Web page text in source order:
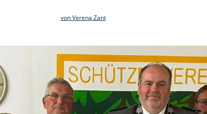
von Verena Zant